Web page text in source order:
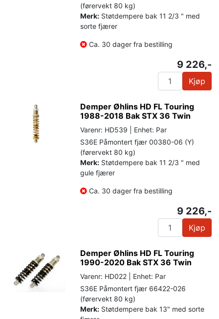
(førervekt 80 kg)
Merk: Støtdempere bak 11 2/3 " med
sorte fjærer
Ca. 30 dager fra bestilling
9 226,-
Kjøp
Demper Øhlins HD FL Touring
1988-2018 Bak STX 36 Twin
Varenr: HD539 | Enhet: Par
S36E Påmontert fjær 00380-06 (Y)
(førervekt 80 kg)
Merk: Støtdempere bak 11 2/3 " med
gule fjærer
Ca. 30 dager fra bestilling
9 226,-
Kjøp
Demper Øhlins HD FL Touring
1990-2020 Bak STX 36 Twin
Varenr: HD022 | Enhet: Par
S36E Påmontert fjær 66422-026
(førervekt 80 kg)
Merk: Støtdempere bak 13" med sorte